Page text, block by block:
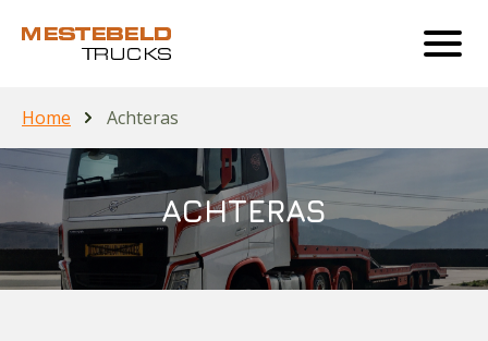
Home Achteras
ACHTERAS